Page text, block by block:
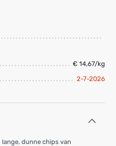
€ 14,67/kg
2-7-2026
lange, dunne chips van